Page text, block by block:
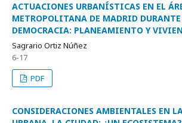
ACTUACIONES URBANÍSTICAS EN EL
METROPOLITANA DE MADRID
DEMOCRACIA: PLANEAMIENTO Y
Sagrario Ortiz Núñez
6-17
PDF
CONSIDERACIONES AMBIENTALES EN